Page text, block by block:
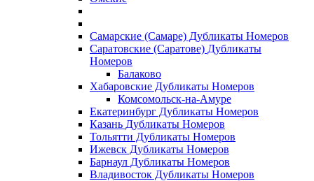
Самарские (Самаре) Дубликаты Номеров
Саратовские (Саратове) Дубликаты
Номеров
Балаково
Хабаровские Дубликаты Номеров
Комсомольск-на-Амуре
Екатеринбург Дубликаты Номеров
Казань Дубликаты Номеров
Тольятти Дубликаты Номеров
Ижевск Дубликаты Номеров
Барнаул Дубликаты Номеров
Владивосток Дубликаты Номеров